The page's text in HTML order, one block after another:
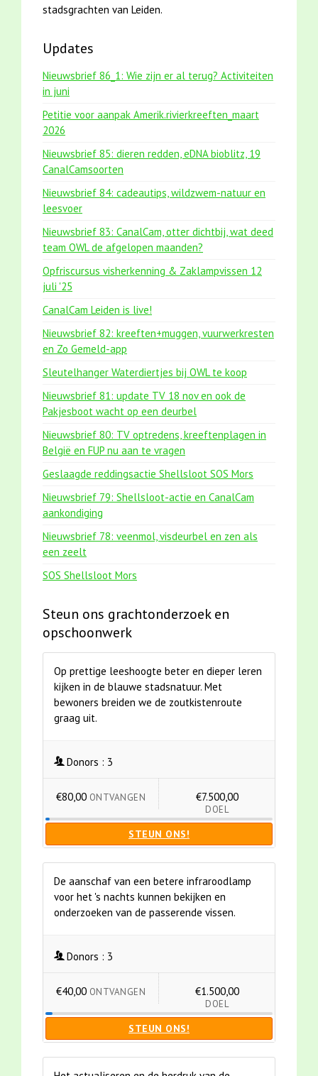
stadsgrachten van Leiden.
Updates
Nieuwsbrief 86_1: Wie zijn er al terug? Activiteiten
in juni
Petitie voor aanpak Amerik.rivierkreeften_maart
2026
Nieuwsbrief 85: dieren redden, eDNA bioblitz, 19
CanalCamsoorten
Nieuwsbrief 84: cadeautips, wildzwem-natuur en
leesvoer
Nieuwsbrief 83: CanalCam, otter dichtbij, wat deed
team OWL de afgelopen maanden?
Opfriscursus visherkenning & Zaklampvissen 12
juli '25
CanalCam Leiden is live!
Nieuwsbrief 82: kreeften+muggen, vuurwerkresten
en Zo Gemeld-app
Sleutelhanger Waterdiertjes bij OWL te koop
Nieuwsbrief 81: update TV 18 nov en ook de
Pakjesboot wacht op een deurbel
Nieuwsbrief 80: TV optredens, kreeftenplagen in
België en FUP nu aan te vragen
Geslaagde reddingsactie Shellsloot SOS Mors
Nieuwsbrief 79: Shellsloot-actie en CanalCam
aankondiging
Nieuwsbrief 78: veenmol, visdeurbel en zen als
een zeelt
SOS Shellsloot Mors
Steun ons grachtonderzoek en
opschoonwerk
Op prettige leeshoogte beter en dieper leren
kijken in de blauwe stadsnatuur. Met
bewoners breiden we de zoutkistenroute
graag uit.
Donors : 3
€80,00 ONTVANGEN €7.500,00
DOEL
STEUN ONS!
De aanschaf van een betere infraroodlamp
voor het 's nachts kunnen bekijken en
onderzoeken van de passerende vissen.
Donors : 3
€40,00 ONTVANGEN €1.500,00
DOEL
STEUN ONS!